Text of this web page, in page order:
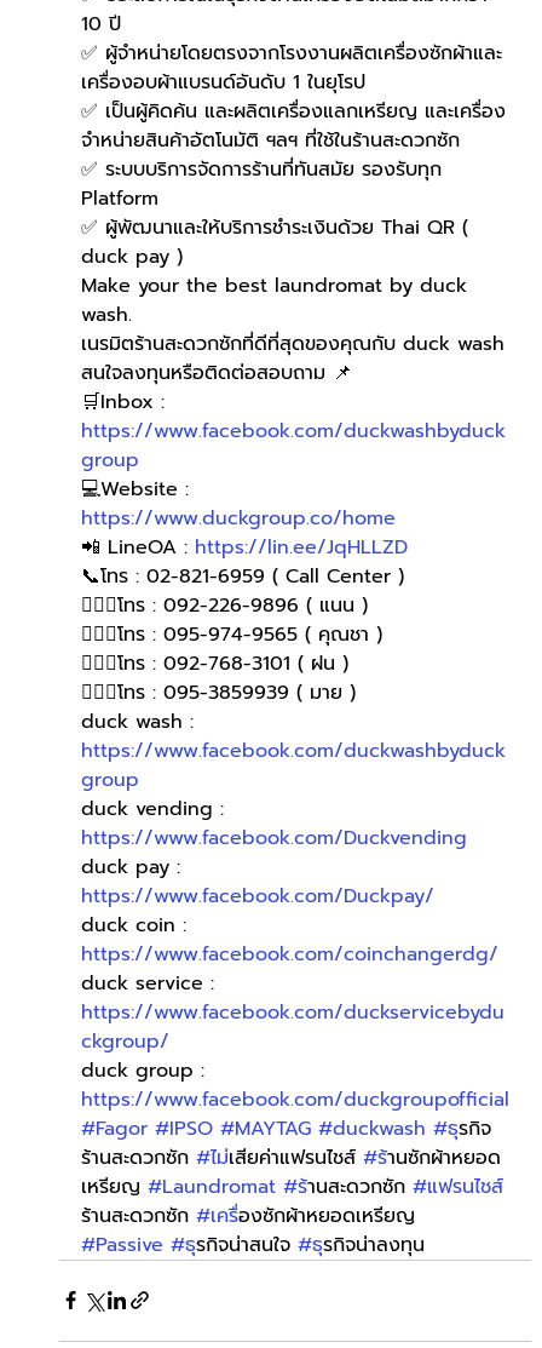
10 ปี
✅ ผู้จำหน่ายโดยตรงจากโรงงานผลิตเครื่องซักผ้าและ
เครื่องอบผ้าแบรนด์อันดับ 1 ในยุโรป
✅ เป็นผู้คิดค้น และผลิตเครื่องแลกเหรียญ และเครื่อง
จำหน่ายสินค้าอัตโนมัติ ฯลฯ ที่ใช้ในร้านสะดวกซัก
✅ ระบบบริการจัดการร้านที่ทันสมัย รองรับทุก
Platform
✅ ผู้พัฒนาและให้บริการชำระเงินด้วย Thai QR (
duck pay )
Make your the best laundromat by duck
wash.
เนรมิตร้านสะดวกซักที่ดีที่สุดของคุณกับ duck wash
สนใจลงทุนหรือติดต่อสอบถาม 📌
🛒Inbox :
https://www.facebook.com/duckwashbyduck
group
💻Website :
https://www.duckgroup.co/home
📲 LineOA : https://lin.ee/JqHLLZD
📞โทร : 02-821-6959 ( Call Center )
🙋🏻‍♀️โทร : 092-226-9896 ( แนน )
🙋🏻‍♀โทร : 095-974-9565 ( คุณชา )
🙋🏻‍♀โทร : 092-768-3101 ( ฝน )
🙋🏻‍♀️โทร : 095-3859939 ( มาย )
duck wash :
https://www.facebook.com/duckwashbyduck
group
duck vending :
https://www.facebook.com/Duckvending
duck pay :
https://www.facebook.com/Duckpay/
duck coin :
https://www.facebook.com/coinchangerdg/
duck service :
https://www.facebook.com/duckservicebydu
ckgroup/
duck group :
https://www.facebook.com/duckgroupofficial
#Fagor #IPSO #MAYTAG #duckwash #ธุรกิจ
ร้านสะดวกซัก #ไม่เสียค่าแฟรนไชส์ #ร้านซักผ้าหยอด
เหรียญ #Laundromat #ร้านสะดวกซัก #แฟรนไชส์
ร้านสะดวกซัก #เครื่องซักผ้าหยอดเหรียญ
#Passive #ธุรกิจน่าสนใจ #ธุรกิจน่าลงทุน